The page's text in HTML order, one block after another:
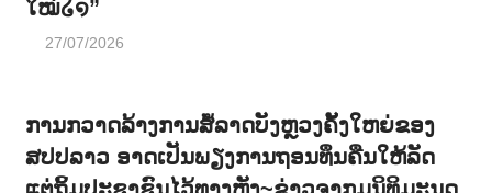
ໃໝ່໒໑”
27/07/2026
ການກວາດລ້າງການສໍ້ລາດບັງຫຼວງຄັ້ງໃຫຍ່ຂອງ
ສປປລາວ ອາດເປັນພຽງການຖອນທຶນຄືນໃຫ້ລັດ